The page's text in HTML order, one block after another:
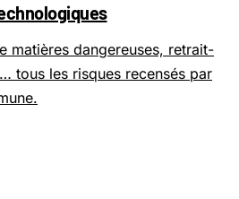
matières dangereuses, retrait-
tous les risques recensés par